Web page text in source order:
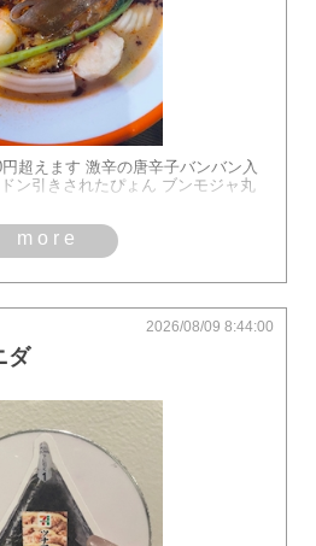
超えます 激辛の唐辛子バンバン入
ン引きされたぴょん ブンモジャ丸
more
ダ
2026/08/09 8:44:00